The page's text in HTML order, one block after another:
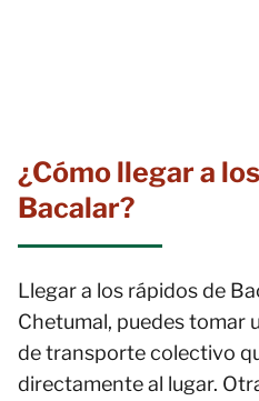
¿Cómo llegar a
Bacalar?
Llegar a los rápidos de
Chetumal, puedes tomar
de transporte colectivo
directamente al lugar.